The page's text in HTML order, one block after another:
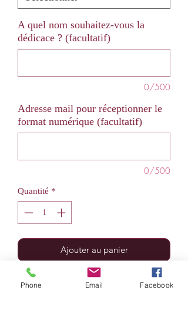
A quel nom souhaitez-vous la
dédicace ? (facultatif)
0/500
Adresse mail pour réceptionner le
format numérique (facultatif)
0/500
Quantité *
Ajouter au panier
Les formats numériques sont offerts
Phone Email Facebook